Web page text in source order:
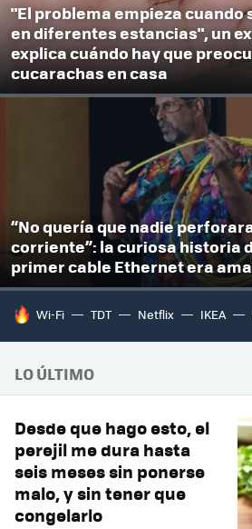
"El problema empieza cuando
en diferentes estancias", un
explica cuándo hay que
cucarachas en casa
“No quería que nadie
corriente”: la curiosa historia
primer cable Ethernet era
HOY SE HABLA DE
Wi-Fi TDT Netflix IKEA
LO ÚLTIMO
Desde que hago esto, el
perejil me dura hasta
seis meses sin ponerse
malo, y sin tener que
congelarlo